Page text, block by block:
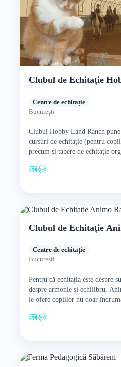
Clubul de Echitație
Centre de echitație
București
Clubul Hobby Land Ranch
cursuri de echitație (pentru
precum și tabere de echitație
Clubul de Echitație
Centre de echitație
București
Pentru că echitația este despre
despre armonie și echilibru,
le ofere copiilor nu doar